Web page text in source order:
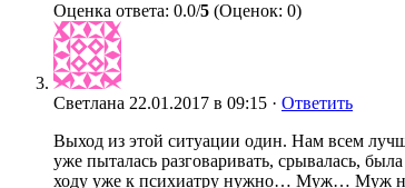
Оценка ответа: 0.0/5 (Оценок: 0)
Светлана 22.01.2017 в 09:15 · Ответить
Выход из этой ситуации один. Нам всем
уже пыталась разговаривать, срывалась,
ходу уже к психиатру нужно… Муж… Муж не